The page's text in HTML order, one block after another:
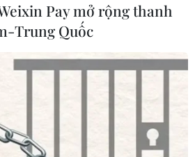
xã Việt Nam ra mắt
trang Thông tin Đa
Thông tin Đa phương tiện của
về tinh thần sẵn sàng đổi mới, là
Pay mở rộng thanh
Trung Quốc